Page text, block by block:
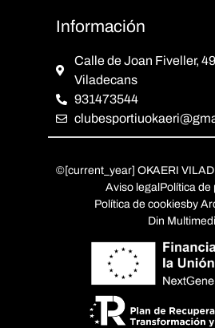
Información
Calle de Joan Fiveller,
Viladecans
931473544
©[current_year] OKAERI
Aviso legalPolítica de
Política de cookiesby
Din